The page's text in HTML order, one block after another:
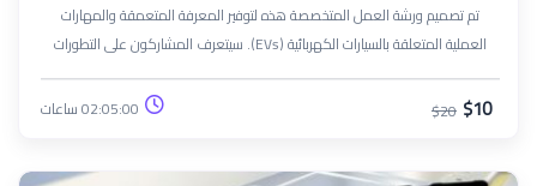
تم تصميم ورشة العمل المتخصصة هذه لتوفير المعرفة المتعمقة والمهارات
العملية المتعلقة بالسيارات الكهربائية (EVs). سيتعرف المشاركون على التطورات
التكنولوجية والأنظمة وممارسات الصيانة التي تنفرد بها السيارات الكهربائية، مما
يؤهلهم للعمل في قطاع السيارات سريع التطور.
$10
$20 02:05:00 ساعات